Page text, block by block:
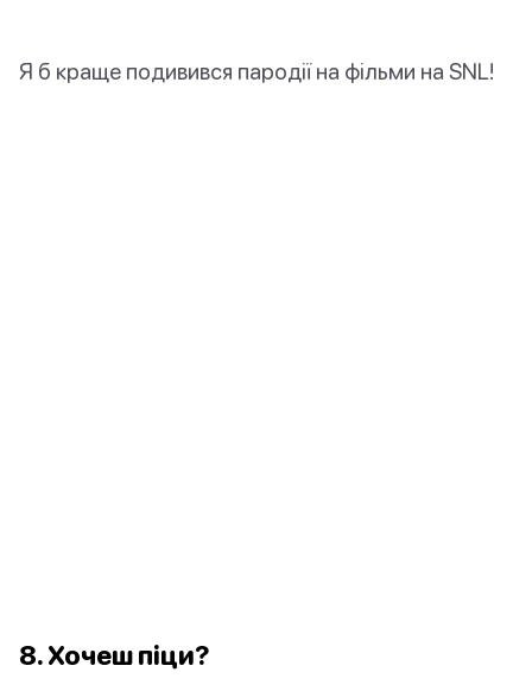
Я б краще подивився пародії на фільми на SNL!
8. Хочеш піци?